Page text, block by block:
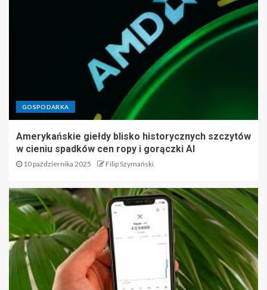
GOSPODARKA
Amerykańskie giełdy blisko historycznych szczytów
w cieniu spadków cen ropy i gorączki AI
10 października 2025 Filip Szymański